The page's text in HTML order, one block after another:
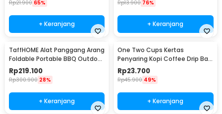
Rp21.900 65%
+ Keranjang
Rp13.900 76%
+ Keranjang
TaffHOME Alat Panggang Arang
Foldable Portable BBQ Outdoor
Grill Stove - HWSK77
Rp219.100
Rp300.900 28%
+ Keranjang
One Two Cups Kertas
Penyaring Kopi Coffee Drip Bag
Paper Filter 50PCS - T111
Rp23.700
Rp45.900 49%
+ Keranjang